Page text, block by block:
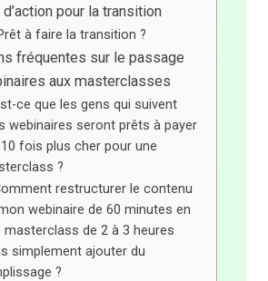
d’action pour la transition
à faire la transition ?
fréquentes sur le passage
aux masterclasses
ce que les gens qui suivent
webinaires seront prêts à payer
fois plus cher pour une
?
restructurer le contenu
webinaire de 60 minutes en
masterclass de 2 à 3 heures
simplement ajouter du
?